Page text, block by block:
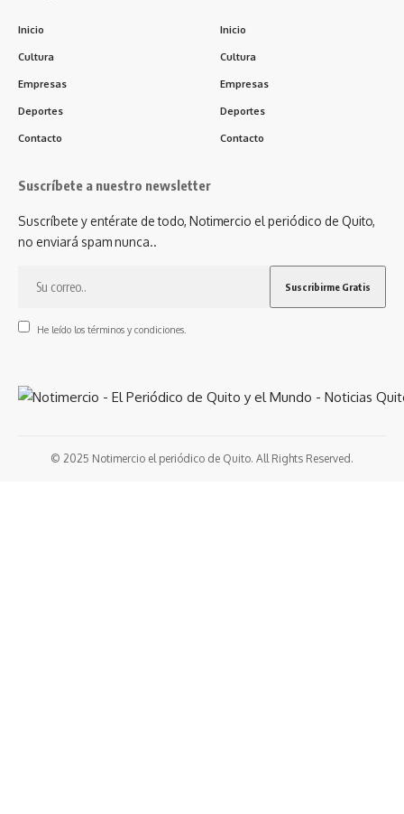
Inicio
Cultura
Empresas
Deportes
Contacto
Inicio
Cultura
Empresas
Deportes
Contacto
Suscríbete a nuestro newsletter
Suscríbete y entérate de todo, Notimercio el periódico de Quito,
no enviará spam nunca..
He leído los términos y condiciones.
© 2025 Notimercio el periódico de Quito. All Rights Reserved.